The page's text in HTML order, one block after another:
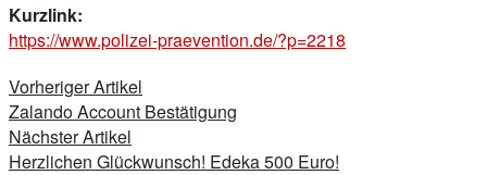
Kurzlink:
https://www.polizei-praevention.de/?p=2218
Beitragsnavigation
Vorheriger Artikel
Zalando Account Bestätigung
Nächster Artikel
Herzlichen Glückwunsch! Edeka 500 Euro!